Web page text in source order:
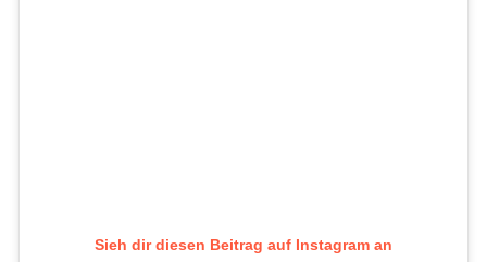
Sieh dir diesen Beitrag auf Instagram an